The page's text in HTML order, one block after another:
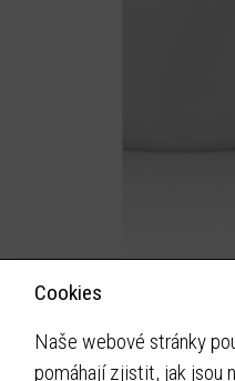
Cookies
Naše webové stránky
pomáhají zjistit, jak jsou